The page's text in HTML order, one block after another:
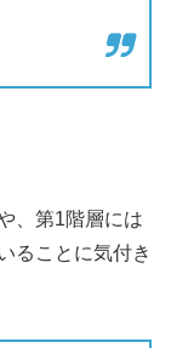
、第1階層には
ることに気付き